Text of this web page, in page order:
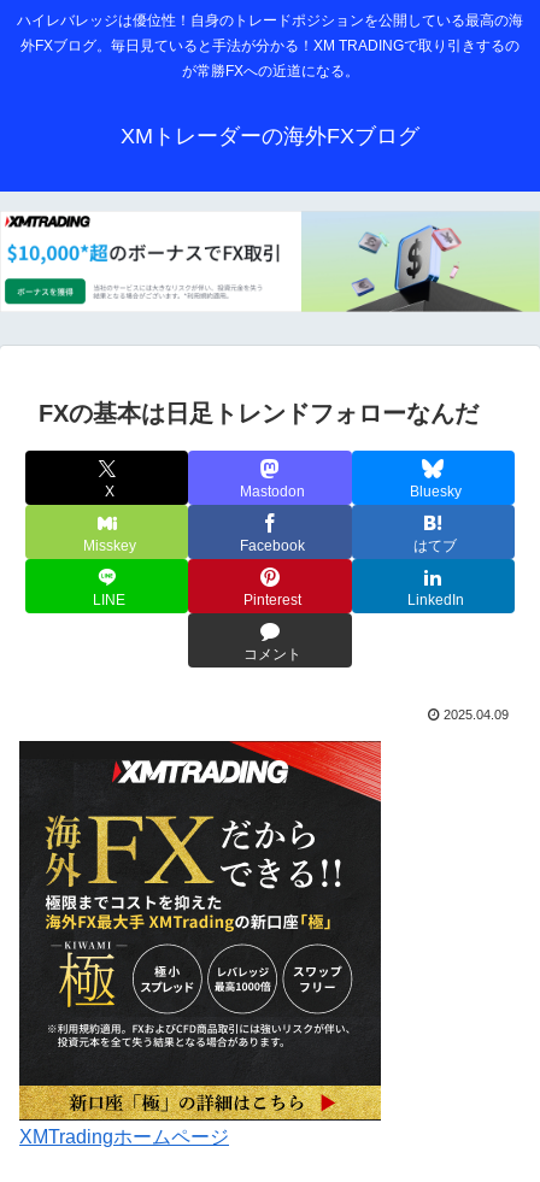
ハイレバレッジは優位性！自身のトレードポジションを公開している最高の海
外FXブログ。毎日見ていると手法が分かる！XM TRADINGで取り引きするの
が常勝FXへの近道になる。
XMトレーダーの海外FXブログ
FXの基本は日足トレンドフォローなんだ
X Mastodon Bluesky
Misskey Facebook はてブ
LINE Pinterest LinkedIn
コメント
2025.04.09
XMTradingホームページ